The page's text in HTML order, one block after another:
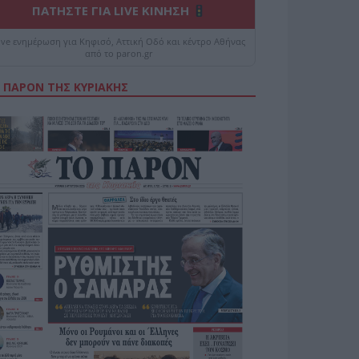
ΠΑΤΗΣΤΕ ΓΙΑ LIVE ΚΙΝΗΣΗ
ενημέρωση για Κηφισό, Αττική Οδό και κέντρο Αθήνας
από το paron.gr
ΤΗΣ ΚΥΡΙΑΚΗΣ